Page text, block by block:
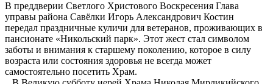
В преддверии Светлого Христового Воскресения Глава
управы района Савёлки Игорь Александрович Костин
передал праздничные куличи для ветеранов, проживающих в
пансионате «Никольский парк». Этот жест стал символом
заботы и внимания к старшему поколению, которое в силу
возраста или состояния здоровья не всегда может
самостоятельно посетить Храм.